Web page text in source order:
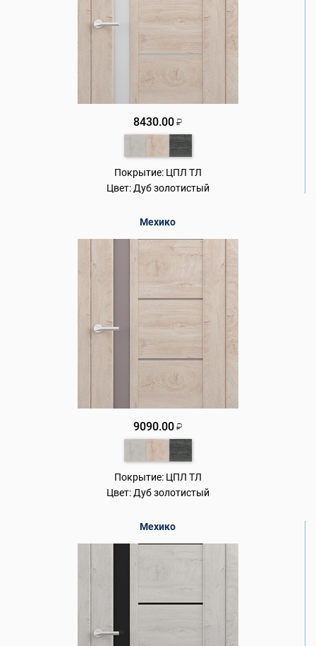
8430.00 ₽
Покрытие: ЦПЛ ТЛ
Цвет: Дуб золотистый
Мехико
9090.00 ₽
Покрытие: ЦПЛ ТЛ
Цвет: Дуб золотистый
Мехико